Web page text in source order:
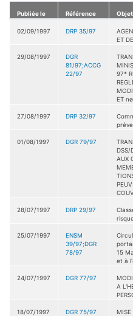
Publiée le Référence Objet
02/09/1997 DRP 35/97
ET
29/08/1997
DGR
81/97;ACCG
22/97
97*
ET
27/08/1997 DRP 32/97
01/08/1997 DGR 79/97
DSS/
AUX
28/07/1997 DRP 29/97
25/07/1997
ENSM
39/97;DGR
78/97
15
et à
24/07/1997 DGR 77/97
A
18/07/1997 DGR 75/97
MISE